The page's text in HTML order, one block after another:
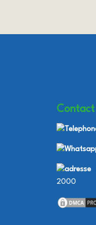
Contact
2000